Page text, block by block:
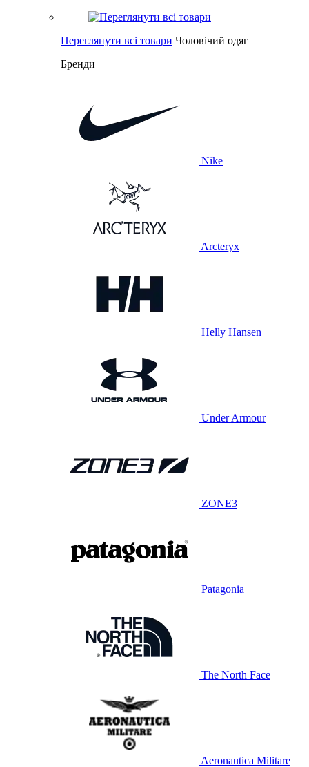
Переглянути всі товари Чоловічий одяг
Бренди
Nike
Arcteryx
Helly Hansen
Under Armour
ZONE3
Patagonia
The North Face
Aeronautica Militare